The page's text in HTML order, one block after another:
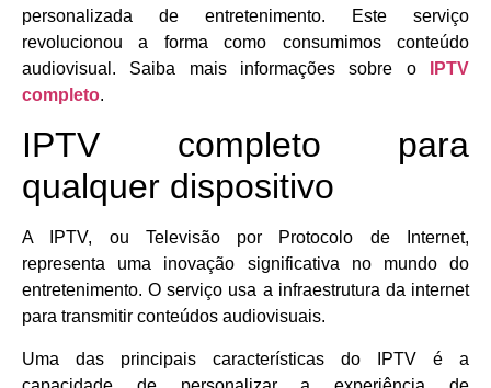
personalizada de entretenimento. Este serviço
revolucionou a forma como consumimos conteúdo
audiovisual. Saiba mais informações sobre o
IPTV
completo.
IPTV completo para
qualquer dispositivo
A IPTV, ou Televisão por Protocolo de Internet,
representa uma inovação significativa no mundo do
entretenimento. O serviço usa a infraestrutura da internet
para transmitir conteúdos audiovisuais.
Uma das principais características do IPTV é a